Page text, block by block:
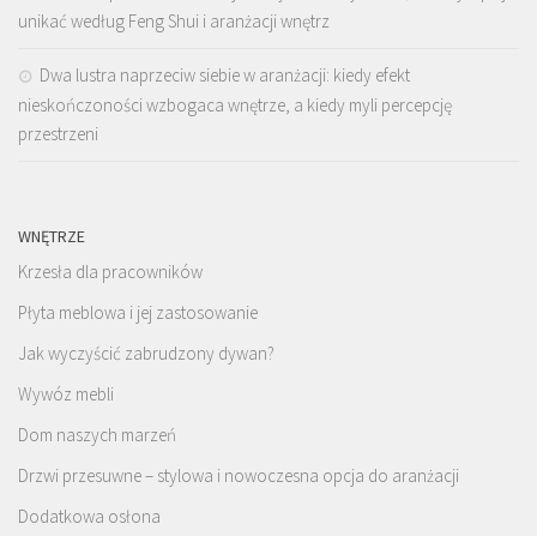
unikać według Feng Shui i aranżacji wnętrz
Dwa lustra naprzeciw siebie w aranżacji: kiedy efekt
nieskończoności wzbogaca wnętrze, a kiedy myli percepcję
przestrzeni
WNĘTRZE
Krzesła dla pracowników
Płyta meblowa i jej zastosowanie
Jak wyczyścić zabrudzony dywan?
Wywóz mebli
Dom naszych marzeń
Drzwi przesuwne – stylowa i nowoczesna opcja do aranżacji
Dodatkowa osłona